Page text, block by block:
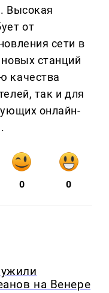
Высокая
от
сети в
станций
качества
так и для
онлайн-
0 0
на Венере